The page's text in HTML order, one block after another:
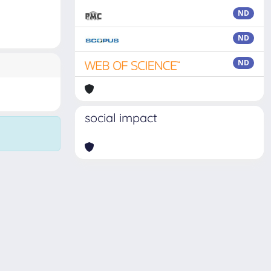
ND
ND
ND
social impact